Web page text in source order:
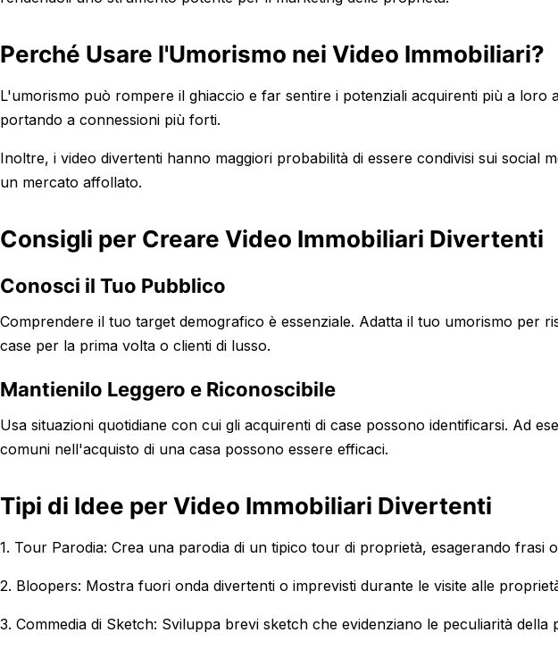
Perché Usare l'Umorismo nei Video Immobiliari?
L'umorismo può rompere il ghiaccio e far sentire i potenziali acquirenti più a loro
portando a connessioni più forti.
Inoltre, i video divertenti hanno maggiori probabilità di essere condivisi sui social
un mercato affollato.
Consigli per Creare Video Immobiliari Divertenti
Conosci il Tuo Pubblico
Comprendere il tuo target demografico è essenziale. Adatta il tuo umorismo per
case per la prima volta o clienti di lusso.
Mantienilo Leggero e Riconoscibile
Usa situazioni quotidiane con cui gli acquirenti di case possono identificarsi. Ad
comuni nell'acquisto di una casa possono essere efficaci.
Tipi di Idee per Video Immobiliari Divertenti
1. Tour Parodia: Crea una parodia di un tipico tour di proprietà, esagerando frasi
2. Bloopers: Mostra fuori onda divertenti o imprevisti durante le visite alle
3. Commedia di Sketch: Sviluppa brevi sketch che evidenziano le peculiarità